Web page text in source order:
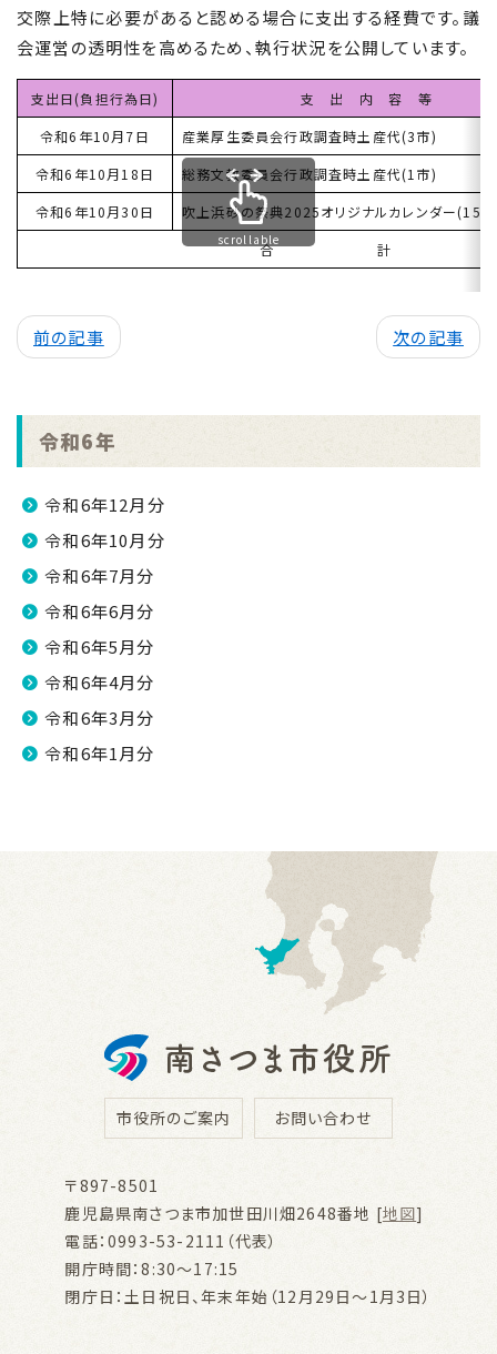
交際上特に必要があると認める場合に支出する経費です。議
会運営の透明性を高めるため、執行状況を公開しています。
支出日(負担行為日)
支 出 内 容 等
令和6年10月7日
産業厚生委員会行政調査時土産代(3市)
令和6年10月18日
総務文教委員会行政調査時土産代(1市)
令和6年10月30日
吹上浜砂の祭典2025オリジナルカレンダー(15
合 計
scrollable
前の記事 次の記事
令和6年
令和6年12月分
令和6年10月分
令和6年7月分
令和6年6月分
令和6年5月分
令和6年4月分
令和6年3月分
令和6年1月分
市役所のご案内 お問い合わせ
〒897-8501
鹿児島県南さつま市加世田川畑2648番地 [地図]
電話：0993-53-2111（代表）
開庁時間：8:30～17:15
閉庁日：土日祝日、年末年始（12月29日～1月3日）